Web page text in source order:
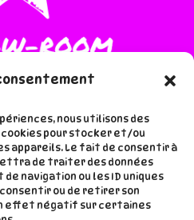
nous utilisons des
pour stocker et/ou
appareils. Le fait de consentir à
de traiter des données
navigation ou les ID uniques
ou de retirer son
effet négatif sur certaines
inspis de lala ·
de lala